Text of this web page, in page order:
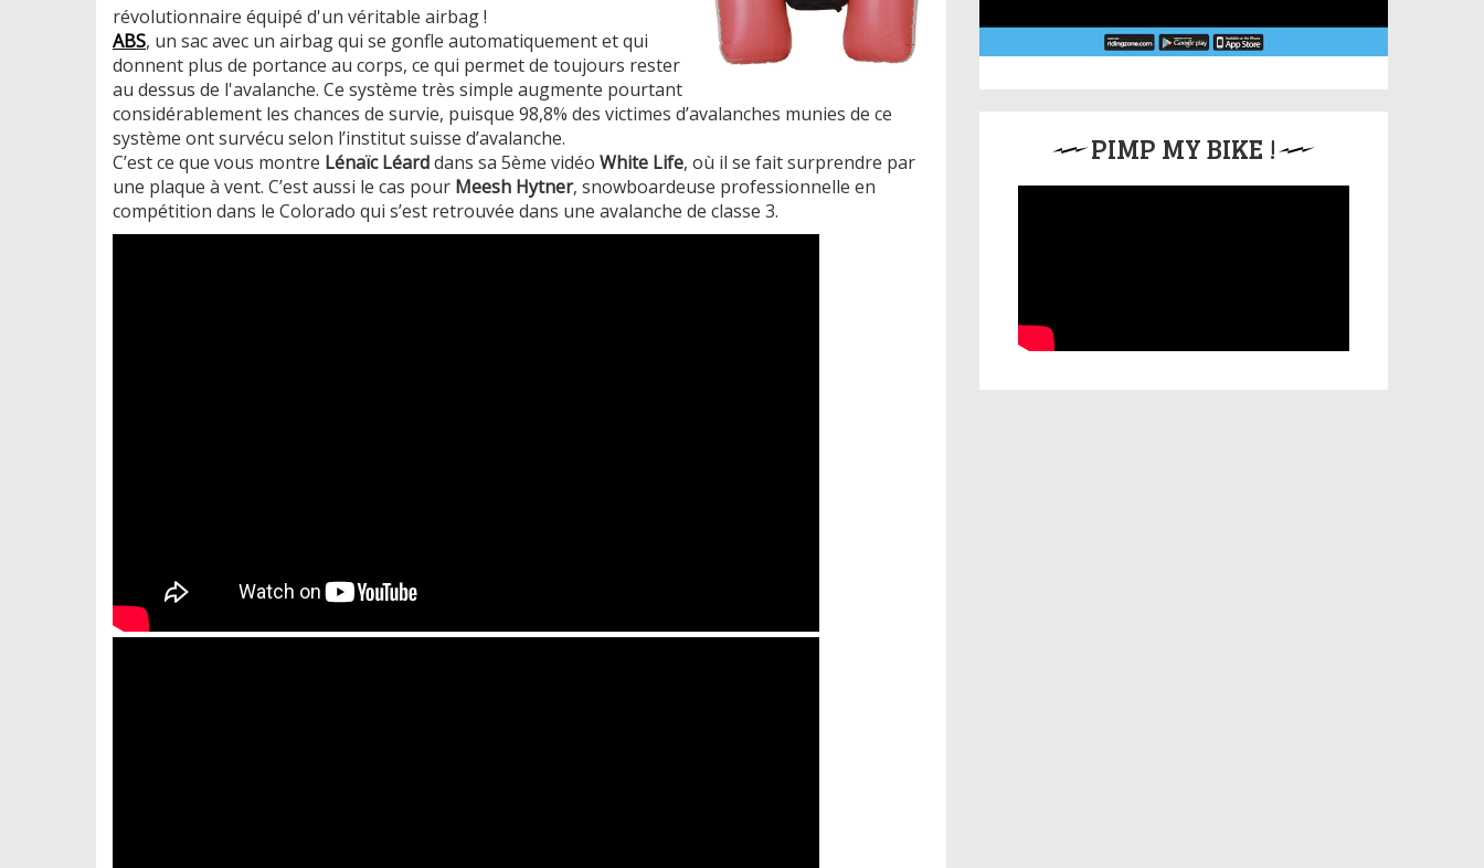
révolutionnaire équipé d'un véritable airbag !
ABS, un sac avec un airbag qui se gonfle automatiquement et qui
donnent plus de portance au corps, ce qui permet de toujours rester
au dessus de l'avalanche. Ce système très simple augmente pourtant
considérablement les chances de survie, puisque 98,8% des victimes d’avalanches munies de ce
système ont survécu selon l’institut suisse d’avalanche.
C’est ce que vous montre Lénaïc Léarddans sa 5ème vidéo White Life, où il se fait surprendre par
une plaque à vent. C’est aussi le cas pour Meesh Hytner, snowboardeuse professionnelle en
compétition dans le Colorado qui s’est retrouvée dans une avalanche de classe 3.
PIMP MY BIKE !